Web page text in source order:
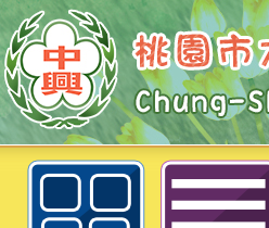
教育部辦理「性
市大溪區中興國民